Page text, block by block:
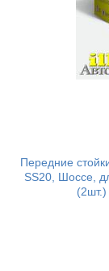
Передние
SS20, Шоссе,